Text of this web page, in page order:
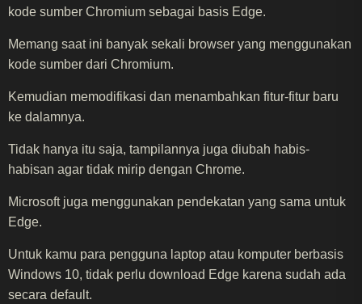
kode sumber Chromium sebagai basis Edge.
Memang saat ini banyak sekali browser yang menggunakan
kode sumber dari Chromium.
Kemudian memodifikasi dan menambahkan fitur-fitur baru
ke dalamnya.
Tidak hanya itu saja, tampilannya juga diubah habis-
habisan agar tidak mirip dengan Chrome.
Microsoft juga menggunakan pendekatan yang sama untuk
Edge.
Untuk kamu para pengguna laptop atau komputer berbasis
Windows 10, tidak perlu download Edge karena sudah ada
secara default.